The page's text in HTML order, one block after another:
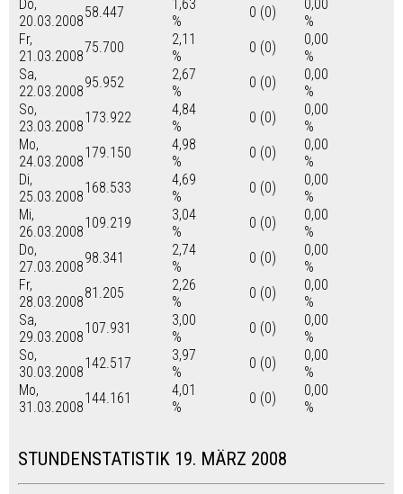
Do,
20.03.2008
58.447
1,63
%
0 (0)
0,00
%
Fr,
21.03.2008
75.700
2,11
%
0 (0)
0,00
%
Sa,
22.03.2008
95.952
2,67
%
0 (0)
0,00
%
So,
23.03.2008
173.922
4,84
%
0 (0)
0,00
%
Mo,
24.03.2008
179.150
4,98
%
0 (0)
0,00
%
Di,
25.03.2008
168.533
4,69
%
0 (0)
0,00
%
Mi,
26.03.2008
109.219
3,04
%
0 (0)
0,00
%
Do,
27.03.2008
98.341
2,74
%
0 (0)
0,00
%
Fr,
28.03.2008
81.205
2,26
%
0 (0)
0,00
%
Sa,
29.03.2008
107.931
3,00
%
0 (0)
0,00
%
So,
30.03.2008
142.517
3,97
%
0 (0)
0,00
%
Mo,
31.03.2008
144.161
4,01
%
0 (0)
0,00
%
STUNDENSTATISTIK 19. MÄRZ 2008